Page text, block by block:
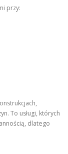
przy:
To usługi, których
dlatego